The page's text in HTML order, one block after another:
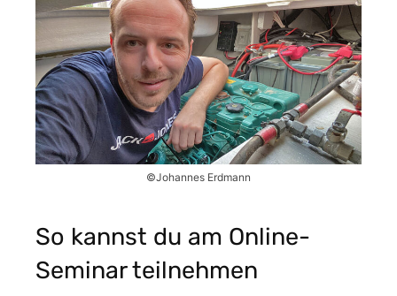
©Johannes Erdmann
So kannst du am Online-
Seminar teilnehmen